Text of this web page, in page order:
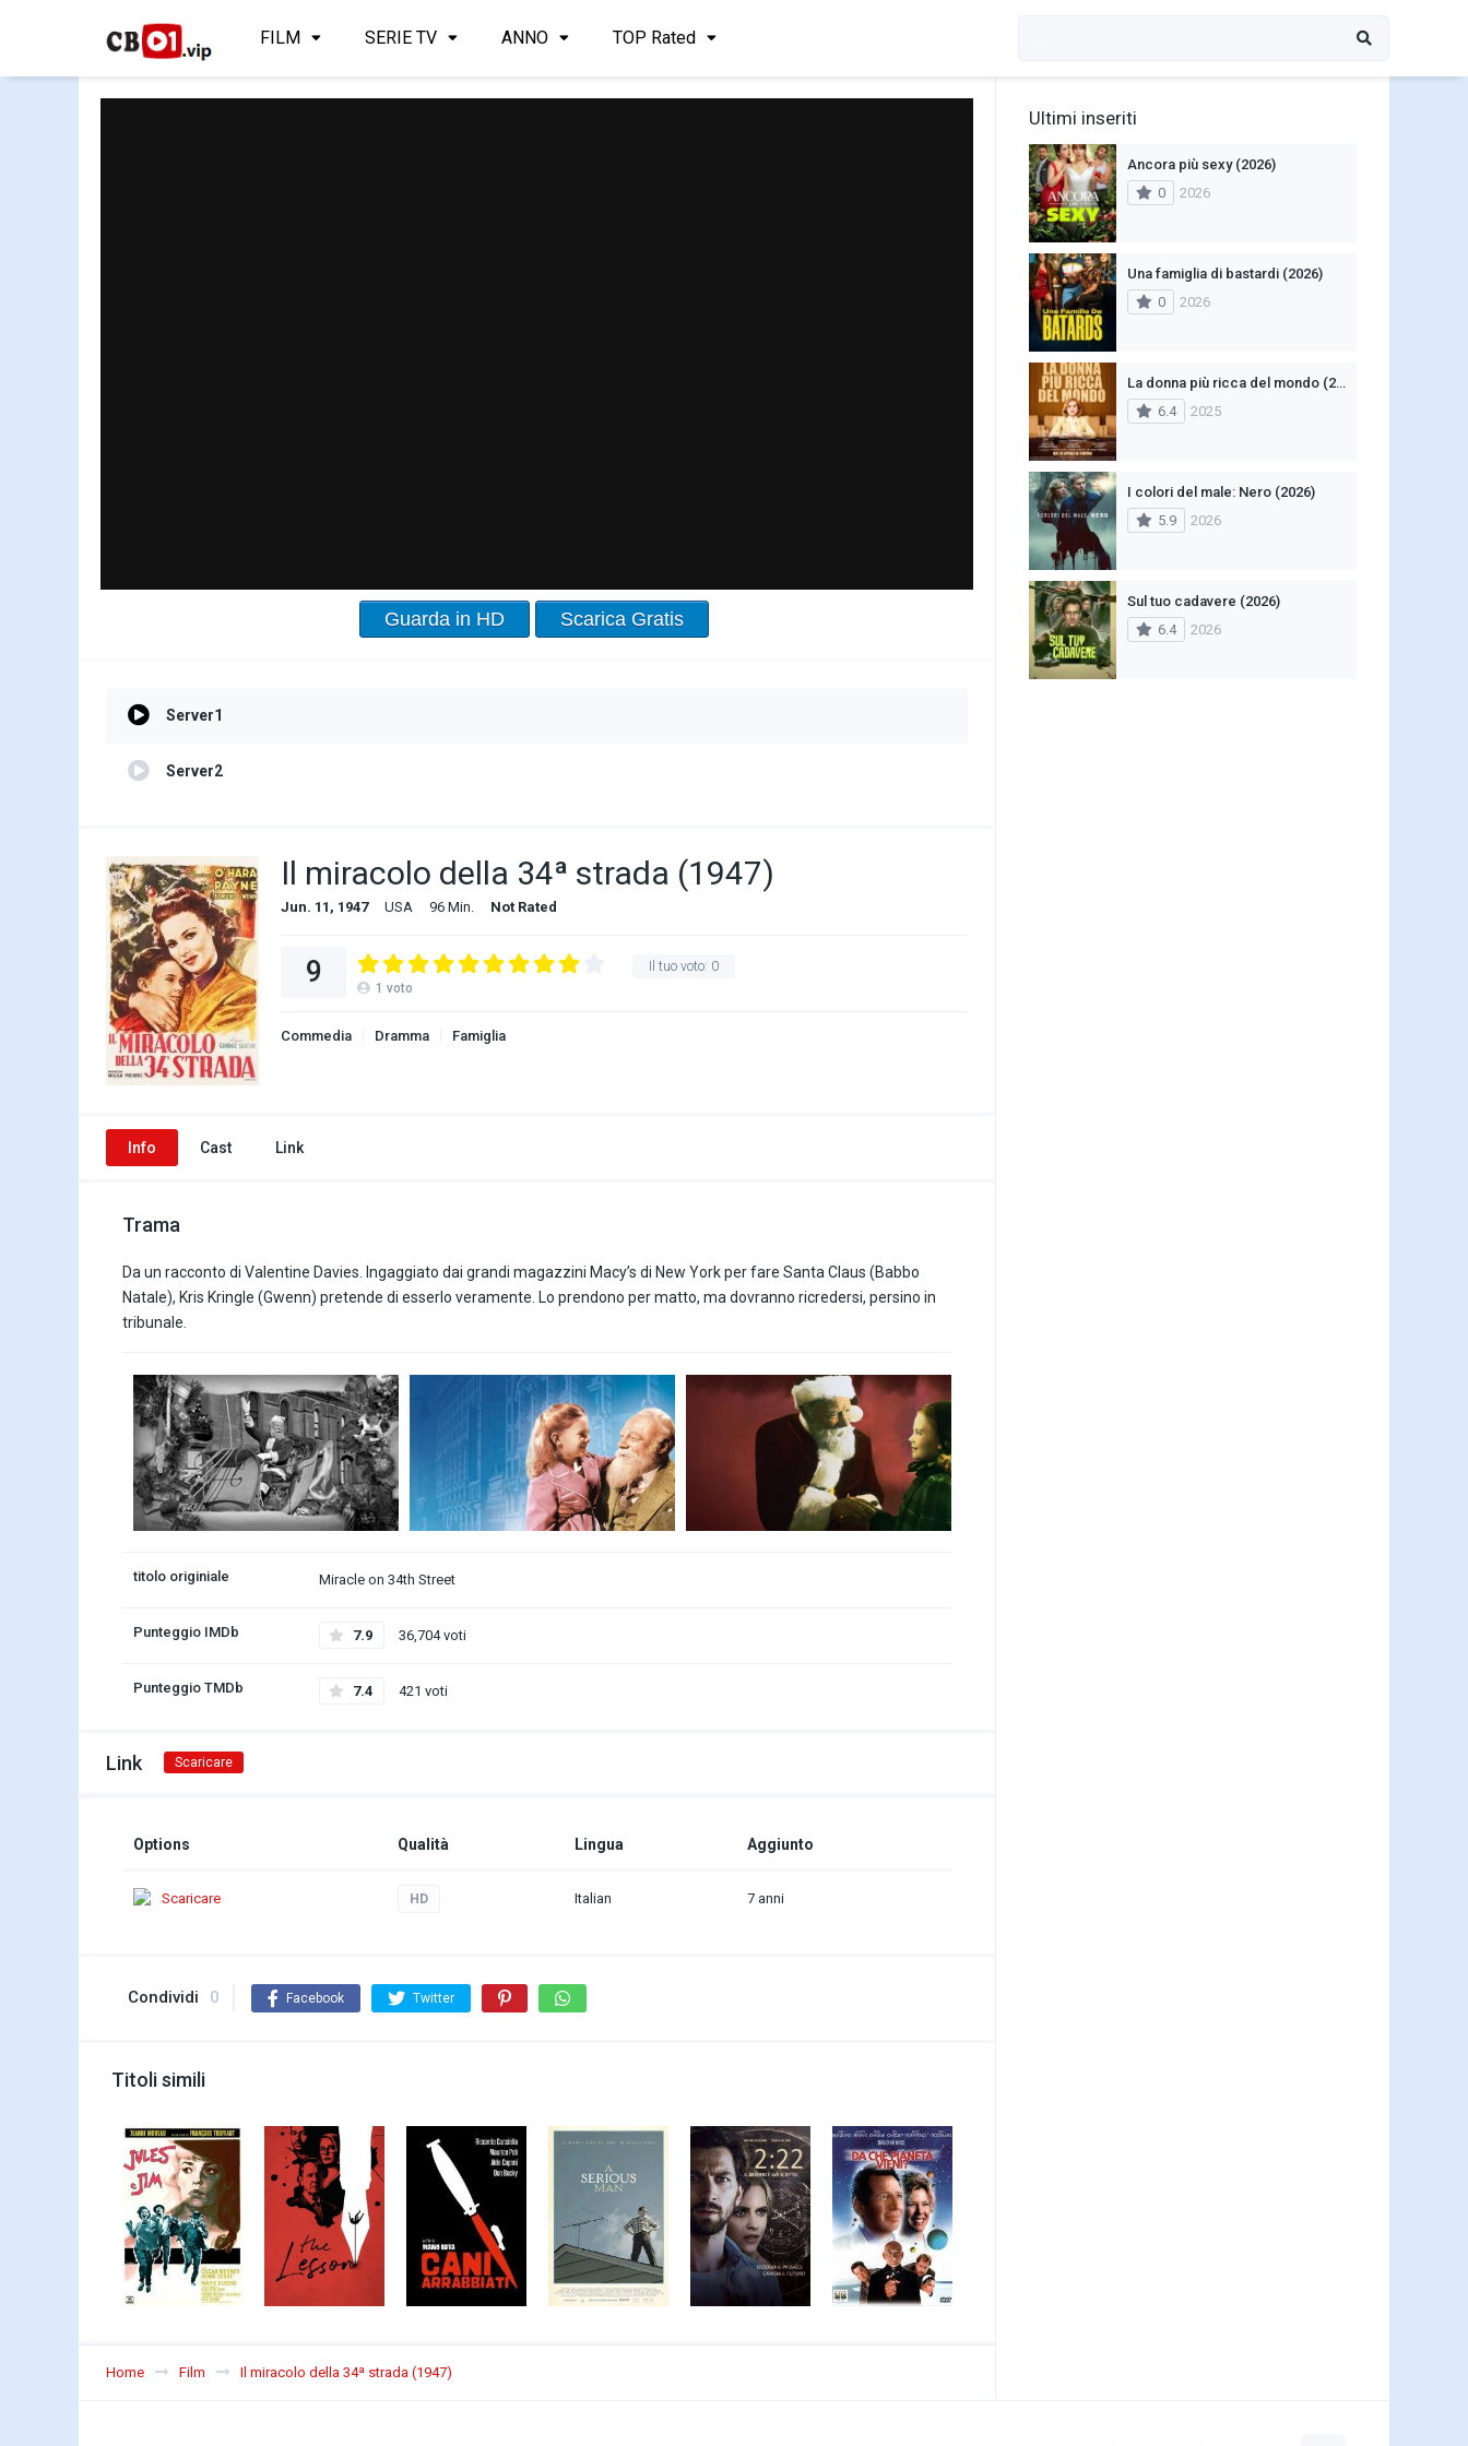
FILM SERIE TV ANNO TOP Rated
Guarda in HD Scarica Gratis
Server1
Server2
Il miracolo della 34ª strada (1947)
Jun. 11, 1947 USA 96 Min. Not Rated
Il tuo voto: 0
9 1 voto
Commedia Dramma Famiglia
Info Cast Link
Trama
Da un racconto di Valentine Davies. Ingaggiato dai grandi magazzini Macy’s di New York per fare Santa Claus (Babbo
Natale), Kris Kringle (Gwenn) pretende di esserlo veramente. Lo prendono per matto, ma dovranno ricredersi, persino in
tribunale.
titolo originiale Miracle on 34th Street
Punteggio IMDb 7.9 36,704 voti
Punteggio TMDb 7.4 421 voti
Link Scaricare
Options Qualità Lingua Aggiunto
Scaricare HD Italian 7 anni
Condividi 0 Facebook Twitter
Titoli simili
Home Film Il miracolo della 34ª strada (1947)
Ultimi inseriti
Ancora più sexy (2026)
0
2026
Una famiglia di bastardi (2026)
0
2026
La donna più ricca del mondo (2025)
6.4
2025
I colori del male: Nero (2026)
5.9
2026
Sul tuo cadavere (2026)
6.4
2026